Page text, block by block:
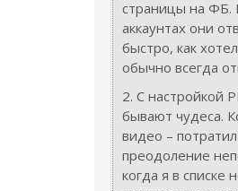
страницы на ФБ.
аккаунтах они
быстро, как
обычно всегда
2. С настройкой
бывают чудеса.
видео –
преодоление
когда я в списке